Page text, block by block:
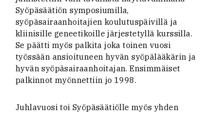
Syöpäsäätiön symposiumilla,
syöpäsairaanhoitajien koulutuspäivillä ja
kliinisille geneetikoille järjestetyllä kurssilla.
Se päätti myös palkita joka toinen vuosi
työssään ansioituneen hyvän syöpälääkärin ja
hyvän syöpäsairaanhoitajan. Ensimmäiset
palkinnot myönnettiin jo 1998.
Juhlavuosi toi Syöpäsäätiölle myös yhden